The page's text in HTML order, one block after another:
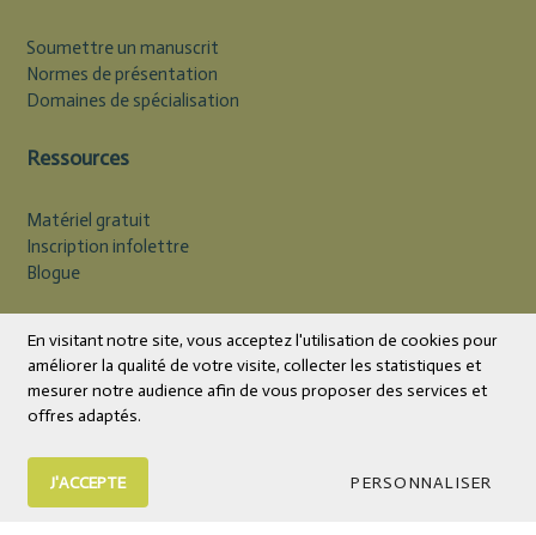
Soumettre un manuscrit
Normes de présentation
Domaines de spécialisation
Ressources
Matériel gratuit
Inscription infolettre
Blogue
© 2026 Éditions Midi Trente | Livres et outils psychoéducatifs
En visitant notre site, vous acceptez l'utilisation de cookies pour
améliorer la qualité de votre visite, collecter les statistiques et
mesurer notre audience afin de vous proposer des services et
offres adaptés.
J'ACCEPTE PERSONNALISER